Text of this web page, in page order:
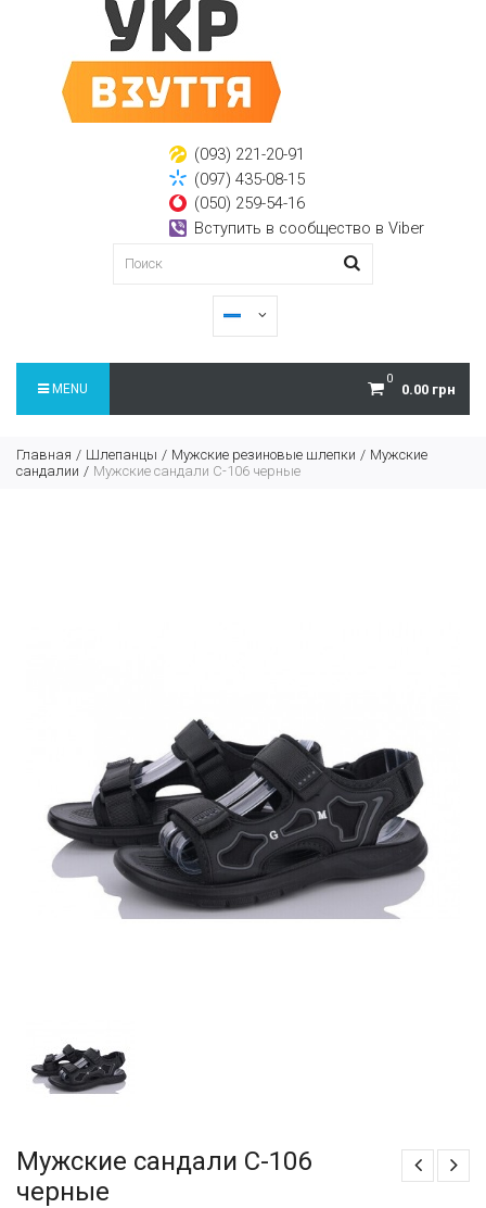
(093) 221-20-91
(097) 435-08-15
(050) 259-54-16
Вступить в сообщество в Viber
0
0.00 грн
MENU
Главная Шлепанцы Мужские резиновые шлепки
Мужские
сандалии
Мужские сандали C-106 черные
Мужские сандали C-106
черные